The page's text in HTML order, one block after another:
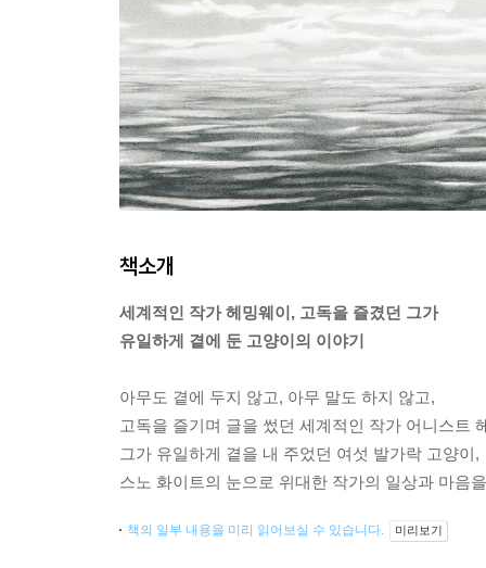
책소개
세계적인 작가 헤밍웨이, 고독을 즐겼던 그가
유일하게 곁에 둔 고양이의 이야기
아무도 곁에 두지 않고, 아무 말도 하지 않고,
고독을 즐기며 글을 썼던 세계적인 작가 어니스트
그가 유일하게 곁을 내 주었던 여섯 발가락 고양이,
스노 화이트의 눈으로 위대한 작가의 일상과 마음
책의 일부 내용을 미리 읽어보실 수 있습니다. 미리보기